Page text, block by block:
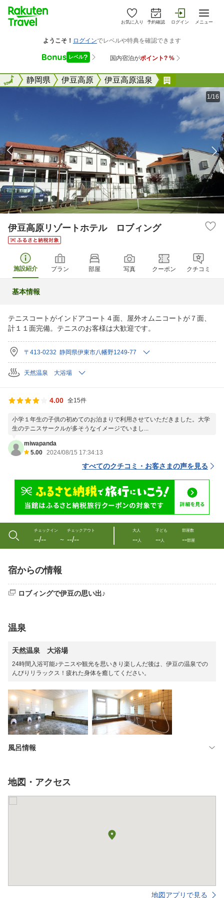
お気に入り 予約確認 ログイン メニュー
全国静岡県 伊豆高原 伊豆高原温泉
全国
1/16
伊豆高原リゾートホテル ロブィング
施設紹介 プラン 部屋 写真 クーポン クチコミ
基本情報
テニスコートがインドアコート４面、屋外オムニコートが７面、
計１１面完備。テニスのお客様は大歓迎です。
〒413-0232 静岡県伊東市八幡野1249-77
天然温泉 大浴場
4.00 全15件
小学１年生の子供の初めてのお泊まりで利用させていただきました。大学
生のテニスサークルが多そうなイメージでいまし...
miwapanda
5.00 2024/08/15 17:34:13
すべてのクチコミ・お客さまの声を見る
チェックイン
--/-- 〜
チェックアウト
--/--
大人
--人
子ども
--人
部屋数
--部屋
宿からの情報
ロブィングで伊豆の思い出♪
温泉
天然温泉 大浴場
24時間入浴可能♪テニスや観光を思いきり楽しんだ後は、伊豆の温泉での
んびりリラックス！疲れた身体を癒してください。
風呂情報
地図・アクセス
地図アプリで見る